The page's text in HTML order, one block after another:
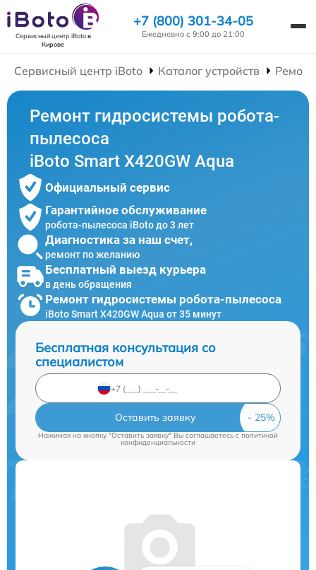
Сервисный центр iBotoв
Кирове
+7 (800) 301-34-05
Ежедневно с 9:00 до 21:00
Сервисный центр iBoto Каталог устройств
Ремонт гидросистемы робота-
пылесоса
iBoto Smart Х420GW Aqua
Официальный сервис
Гарантийное обслуживание
робота-пылесоса iBoto до 3 лет
Диагностика за наш счет,
ремонт по желанию
Бесплатный выезд курьера
в день обращения
Ремонт гидросистемы робота-пылесоса
iBoto Smart Х420GW Aqua от 35 минут
Бесплатная консультация со
специалистом
Оставить заявку
Нажимая на кнопку "Оставить заявку" Вы соглашаетесь c политикой
конфиденциальности